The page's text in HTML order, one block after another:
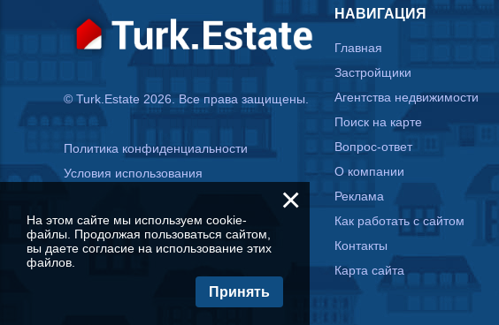
© Turk.Estate 2026. Все права защищены.
Политика конфиденциальности
Условия использования
НАВИГАЦИЯ
Главная
Застройщики
Агентства недвижимости
Поиск на карте
Вопрос-ответ
О компании
Реклама
Как работать с сайтом
Контакты
Карта сайта
×
На этом сайте мы используем cookie-
файлы. Продолжая пользоваться сайтом,
вы даете согласие на использование этих
файлов.
Принять